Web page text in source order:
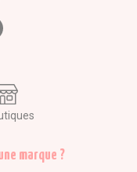
marque ?